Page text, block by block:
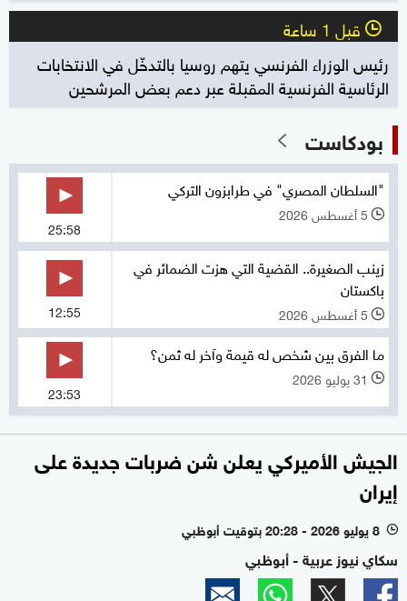
l قبل 1 ساعة
رئيس الوزراء الفرنسي يتهم روسيا بالتدخّل في الانتخابات
الرئاسية الفرنسية المقبلة عبر دعم بعض المرشحين
بودكاست
"السلطان المصري" في طرابزون التركي
l 5 أغسطس 2026
25:58
زينب الصغيرة.. القضية التي هزت الضمائر في
باكستان
l 5 أغسطس 2026 12:55
ما الفرق بين شخص له قيمة وآخر له ثمن؟
l 31 يوليو 2026
23:53
الجيش الأميركي يعلن شن ضربات جديدة على
إيران
l 8 يوليو 2026 - 20:28 بتوقيت أبوظبي
سكاي نيوز عربية - أبوظبي